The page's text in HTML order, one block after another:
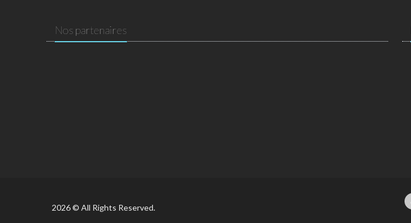
Nos partenaires
2026 © All Rights Reserved.